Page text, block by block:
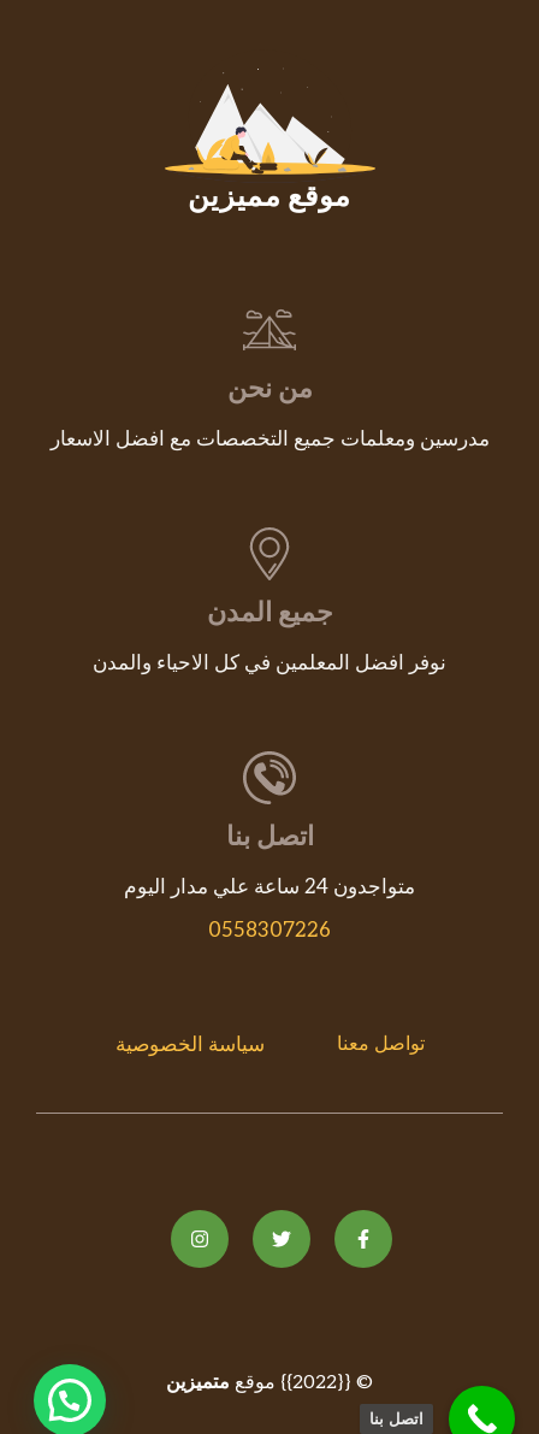
موقع مميزين
من نحن
مدرسين ومعلمات جميع التخصصات مع افضل الاسعار
جميع المدن
نوفر افضل المعلمين في كل الاحياء والمدن
اتصل بنا
متواجدون 24 ساعة علي مدار اليوم
0558307226
تواصل معنا سياسة الخصوصية
© {{2022}} موقع متميزين
اتصل بنا